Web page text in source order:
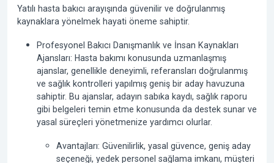
Yatılı hasta bakıcı arayışında güvenilir ve doğrulanmış
kaynaklara yönelmek hayati öneme sahiptir.
Profesyonel Bakıcı Danışmanlık ve İnsan Kaynakları
Ajansları: Hasta bakımı konusunda uzmanlaşmış
ajanslar, genellikle deneyimli, referansları doğrulanmış
ve sağlık kontrolleri yapılmış geniş bir aday havuzuna
sahiptir. Bu ajanslar, adayın sabıka kaydı, sağlık raporu
gibi belgeleri temin etme konusunda da destek sunar ve
yasal süreçleri yönetmenize yardımcı olurlar.
Avantajları: Güvenilirlik, yasal güvence, geniş aday
seçeneği, yedek personel sağlama imkanı, müşteri